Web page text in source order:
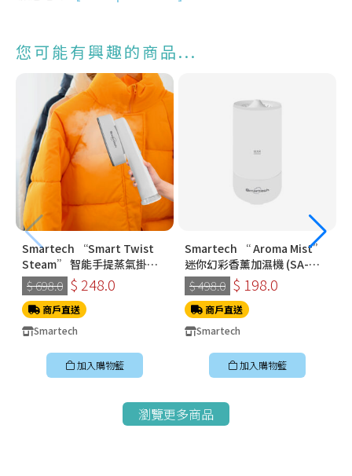
您可能有興趣的商品...
Smartech “Smart Twist
Steam” 智能手提蒸氣掛燙
機 (SS-8108)
$ 698.0 $ 248.0
商戶直送
Smartech
加入購物籃
Smartech “ Aroma Mist”
迷你幻彩香薰加濕機 (SA-
8009)
$ 498.0 $ 198.0
商戶直送
Smartech
加入購物籃
瀏覽更多商品